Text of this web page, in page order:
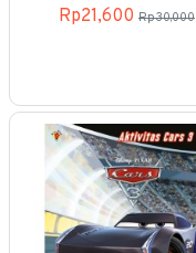
Rp21,600 Rp30,000